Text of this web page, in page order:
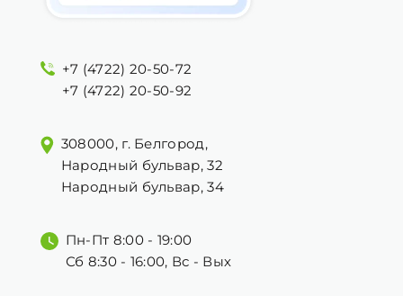
+7 (4722) 20-50-72
+7 (4722) 20-50-92
308000, г. Белгород,
Народный бульвар, 32
Народный бульвар, 34
Пн-Пт 8:00 - 19:00
Сб 8:30 - 16:00, Вс - Вых